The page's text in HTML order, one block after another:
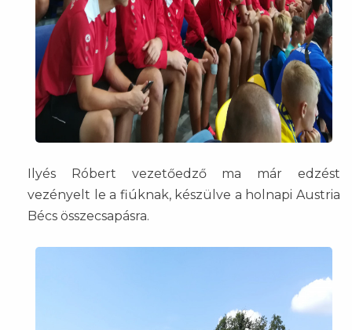
Ilyés Róbert vezetőedző ma már edzést
vezényelt le a fiúknak, készülve a holnapi Austria
Bécs összecsapásra.